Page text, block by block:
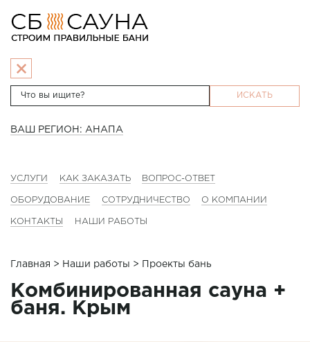
ИСКАТЬ
ВАШ РЕГИОН: АНАПА
УСЛУГИ КАК ЗАКАЗАТЬ ВОПРОС-ОТВЕТ
ОБОРУДОВАНИЕ СОТРУДНИЧЕСТВО О КОМПАНИИ
КОНТАКТЫ НАШИ РАБОТЫ
Главная > Наши работы > Проекты бань
Комбинированная сауна +
баня. Крым